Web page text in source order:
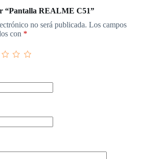
“Pantalla REALME C51”
no será publicada. Los campos
con *